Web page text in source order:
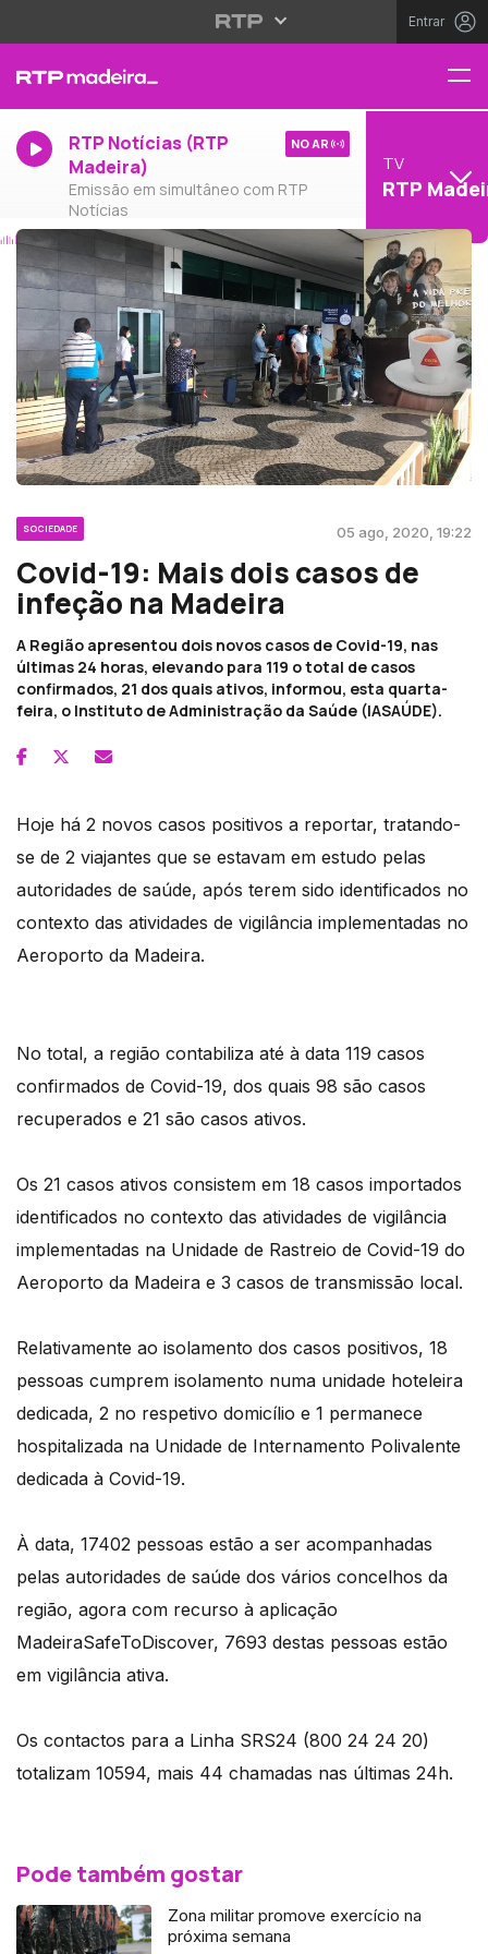
Entrar
RTP Notícias (RTP
Madeira)
Emissão em simultâneo com RTP
Notícias
NO AR
TV
RTP
SOCIEDADE 05 ago, 2020, 19:22
Covid-19: Mais dois casos de
infeção na Madeira
A Região apresentou dois novos casos de Covid-19, nas
últimas 24 horas, elevando para 119 o total de casos
confirmados, 21 dos quais ativos, informou, esta quarta-
feira, o Instituto de Administração da Saúde (IASAÚDE).
Hoje há 2 novos casos positivos a reportar, tratando-
se de 2 viajantes que se estavam em estudo pelas
autoridades de saúde, após terem sido identificados no
contexto das atividades de vigilância implementadas no
Aeroporto da Madeira.
No total, a região contabiliza até à data 119 casos
confirmados de Covid-19, dos quais 98 são casos
recuperados e 21 são casos ativos.
Os 21 casos ativos consistem em 18 casos importados
identificados no contexto das atividades de vigilância
implementadas na Unidade de Rastreio de Covid-19 do
Aeroporto da Madeira e 3 casos de transmissão local.
Relativamente ao isolamento dos casos positivos, 18
pessoas cumprem isolamento numa unidade hoteleira
dedicada, 2 no respetivo domicílio e 1 permanece
hospitalizada na Unidade de Internamento Polivalente
dedicada à Covid-19.
À data, 17402 pessoas estão a ser acompanhadas
pelas autoridades de saúde dos vários concelhos da
região, agora com recurso à aplicação
MadeiraSafeToDiscover, 7693 destas pessoas estão
em vigilância ativa.
Os contactos para a Linha SRS24 (800 24 24 20)
totalizam 10594, mais 44 chamadas nas últimas 24h.
Pode também gostar
Zona militar promove exercício na
próxima semana